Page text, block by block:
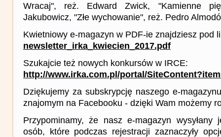
Wracaj", reż. Edward Zwick, "Kamienne
Jakubowicz, "Złe wychowanie", reż. Pedro
Kwietniowy e-magazyn w PDF-ie znajdziesz pod
newsletter_irka_kwiecien_2017.pdf
Szukajcie też nowych konkursów w IRCE:
http://www.irka.com.pl/portal/
Dziękujemy za subskrypcję naszego e-
znajomym na Facebooku - dzięki Wam możemy
Przypominamy, że nasz e-magazyn
osób, które podczas rejestracji zaznaczyły